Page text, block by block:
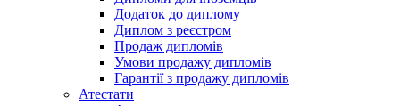
Додаток до диплому
Диплом з реєстром
Продаж дипломів
Умови продажу дипломів
Гарантії з продажу дипломів
Атестати